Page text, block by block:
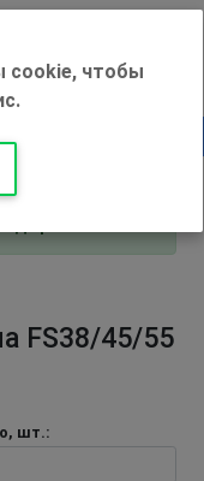
работает по
FS38/45/55
шт.:
cookie, чтобы